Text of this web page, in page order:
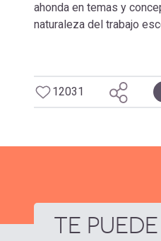
ahonda en temas y
naturaleza del trabajo
12031
TE